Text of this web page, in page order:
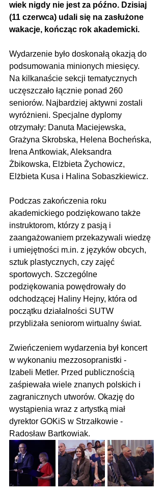
wiek nigdy nie jest za późno. Dzisiaj
(11 czerwca) udali się na zasłużone
wakacje, kończąc rok akademicki.
Wydarzenie było doskonałą okazją do
podsumowania minionych miesięcy.
Na kilkanaście sekcji tematycznych
uczęszczało łącznie ponad 260
seniorów. Najbardziej aktywni zostali
wyróżnieni. Specjalne dyplomy
otrzymały: Danuta Maciejewska,
Grażyna Skrobska, Helena Bocheńska,
Irena Antkowiak, Aleksandra
Żbikowska, Elżbieta Żychowicz,
Elżbieta Kusa i Halina Sobaszkiewicz.
Podczas zakończenia roku
akademickiego podziękowano także
instruktorom, którzy z pasją i
zaangażowaniem przekazywali wiedzę
i umiejętności m.in. z języków obcych,
sztuk plastycznych, czy zajęć
sportowych. Szczególne
podziękowania powędrowały do
odchodzącej Haliny Hejny, która od
początku działalności SUTW
przybliżała seniorom wirtualny świat.
Zwieńczeniem wydarzenia był koncert
w wykonaniu mezzosopranistki -
Izabeli Metler. Przed publicznością
zaśpiewała wiele znanych polskich i
zagranicznych utworów. Okazję do
wystąpienia wraz z artystką miał
dyrektor GOKiS w Strzałkowie -
Radosław Bartkowiak.